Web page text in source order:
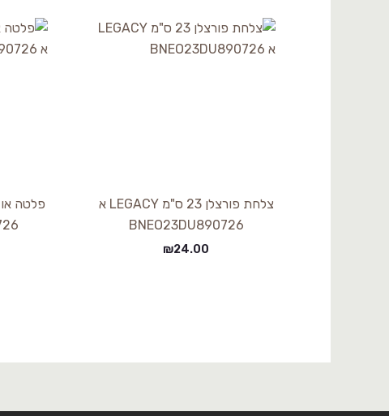
צלחת פורצלן 23 ס"מ LEGACY א
BNEO23DU890726
₪24.00